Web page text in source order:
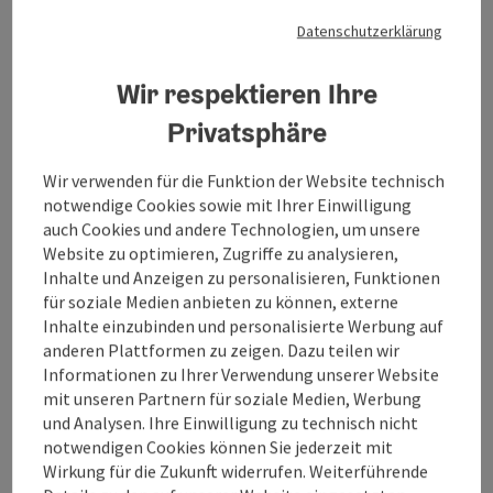
Amateur und Profi zeigt sich einzig und allein in der Anzahl
umfassende Training ab. Neben Freude und Spaß ist bei
den Stationen so echtes, ergiebiges Spezialtraining
möglich. Stationen: 1. Step by Step 2. Proprio-Wolke 3.
6. Doppel-Präzision 7. Gehirn-Jogging 8. Zielfischen 9.
Kraft/Calisthenics 10. Wasserski-Haus 11. Kletterstrecke
12. Balance-Spots 13. Stehseilschaukel 14.
Gewandtheitstunnel Bei der Entwicklung des Motorik-Fun
Konzeptes spielte die Trainings- und Bewegungslehre
eine wesentliche Rolle. Die Grundlage dieses
ganzheitlichen und zeitgemäßen Bewegungskonzeptes -
und jeder darin verbauten Station - ist die
Sportwissenschaft. Dabei werden die Geräteinhalte bzw. -
funktionen auf unterschiedliche, vorher definierte
Zielgruppen abgestimmt und in die umgebende Natur
eingebettet. Durch dieses Zusammenspiel werden die
Nutzer*innen dieses „Trainingsgeländes“ auf spielerische
Art und Weise zur Bewegung im Allgemeinen und zur
Motorikpark
Mehr als 60 Einzelgeräte aufgeteilt auf 20 Stationen
bieten Spaß für die ganze Familie.
Braunau am Inn
Öffnungszeiten
MO Montag geöffnet
DI Dienstag geöffnet
MIMittwoch geöffnet
DODonnerstag geöffnet
FRFreitag geöffnet
SASamstag geöffnet
SOSonntag geöffnet
FEFeiertag geöffnet
Datenschutzerklärung
Wir respektieren Ihre
Privatsphäre
Wir verwenden für die Funktion der Website technisch
notwendige Cookies sowie mit Ihrer Einwilligung
auch Cookies und andere Technologien, um unsere
Website zu optimieren, Zugriffe zu analysieren,
Inhalte und Anzeigen zu personalisieren, Funktionen
für soziale Medien anbieten zu können, externe
Inhalte einzubinden und personalisierte Werbung auf
anderen Plattformen zu zeigen. Dazu teilen wir
Informationen zu Ihrer Verwendung unserer Website
mit unseren Partnern für soziale Medien, Werbung
und Analysen. Ihre Einwilligung zu technisch nicht
notwendigen Cookies können Sie jederzeit mit
Wirkung für die Zukunft widerrufen. Weiterführende